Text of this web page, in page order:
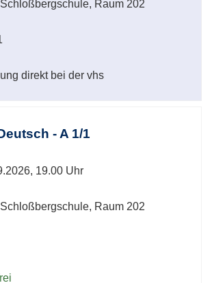
Raum 202
direkt bei der vhs
- A 1/1
19.00 Uhr
Raum 202